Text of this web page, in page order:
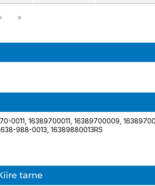
› »
0011 16389700011 16389700009
988-0013 16389880013RS
tarne